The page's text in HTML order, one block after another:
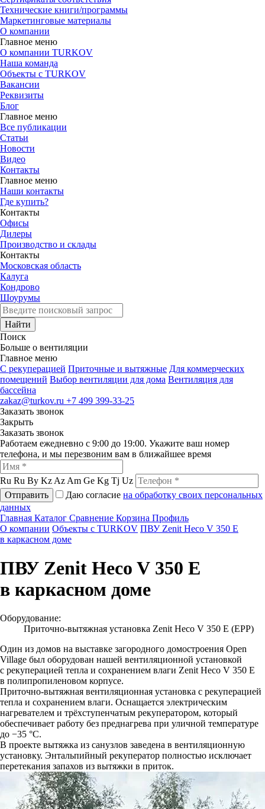
Технические книги/программы
Маркетинговые материалы
О компании
Главное меню
О компании TURKOV
Наша команда
Объекты с TURKOV
Вакансии
Реквизиты
Блог
Главное меню
Все публикации
Статьи
Новости
Видео
Контакты
Главное меню
Наши контакты
Где купить?
Контакты
Офисы
Дилеры
Производство и склады
Контакты
Московская область
Калуга
Кондрово
Шоурумы
Найти
Поиск
Больше о вентиляции
Главное меню
C рекуперацией Приточные и вытяжные Для коммерческих
помещений Выбор вентиляции для дома Вентиляция для
бассейна
zakaz@turkov.ru +7 499 399-33-25
Заказать звонок
Закрыть
Заказать звонок
Работаем ежедневно с 9:00 до 19:00. Укажите ваш номер
телефона, и мы перезвоним вам в ближайшее время
Ru Ru By Kz Az Am Ge Kg Tj Uz
Отправить
Даю согласие на обработку своих персональных
данных
Главная Каталог Сравнение Корзина Профиль
О компании Объекты с TURKOV ПВУ Zenit Heco V 350 E
в каркасном доме
ПВУ Zenit Heco V 350 E
в каркасном доме
Оборудование:
Приточно-вытяжная установка Zenit Heco V 350 E (EPP)
Один из домов на выставке загородного домостроения Open
Village был оборудован нашей вентиляционной установкой
с рекуперацией тепла и сохранением влаги Zenit Heco V 350 E
в полипропиленовом корпусе.
Приточно-вытяжная вентиляционная установка с рекуперацией
тепла и сохранением влаги. Оснащается электрическим
нагревателем и трёхступенчатым рекуператором, который
обеспечивает работу без преднагрева при уличной температуре
до −35 °C.
В проекте вытяжка из санузлов заведена в вентиляционную
установку. Энтальпийный рекуператор полностью исключает
перетекания запахов из вытяжки в приток.